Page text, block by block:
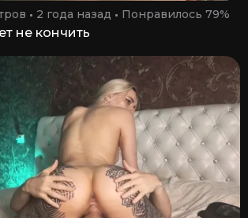
2 года назад Понравилось 79%
не кончить